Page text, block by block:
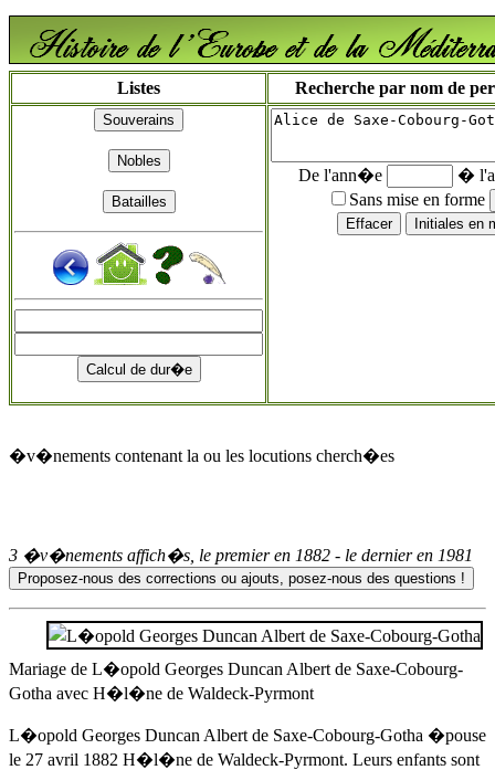
Listes Recherche par nom de
De l'ann�e
�
Sans mise en forme
�v�nements contenant la ou les locutions cherch�es
3 �v�nements affich�s, le premier en 1882 - le dernier en 1981
Mariage de L�opold Georges Duncan Albert de Saxe-Cobourg-
Gotha avec H�l�ne de Waldeck-Pyrmont
L�opold Georges Duncan Albert de Saxe-Cobourg-Gotha �pouse
le 27 avril 1882 H�l�ne de Waldeck-Pyrmont. Leurs enfants sont